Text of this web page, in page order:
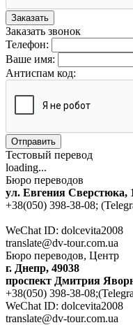
Заказать
Заказать звонок
Телефон:
Ваше имя:
Антиспам код:
Отправить
Тестовый перевод
loading...
Бюро переводов
ул. Евгения
+38(050) 398-38-08;
WeChat ID: dolcevita2008
translate@dv-tour.com.ua
Бюро переводов, Центр
г. Днепр, 49038
проспект Дмитрия
+38(050) 398-38-
WeChat ID: dolcevita2008
translate@dv-tour.com.ua